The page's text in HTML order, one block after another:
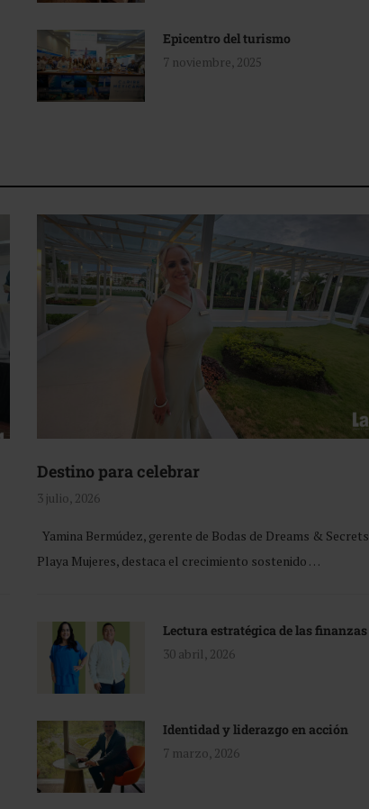
Epicentro del turismo
7 noviembre, 2025
Destino para celebrar
3 julio, 2026
Yamina Bermúdez, gerente de Bodas de Dreams & Secrets
Playa Mujeres, destaca el crecimiento sostenido …
Lectura estratégica de las finanzas
30 abril, 2026
Identidad y liderazgo en acción
7 marzo, 2026